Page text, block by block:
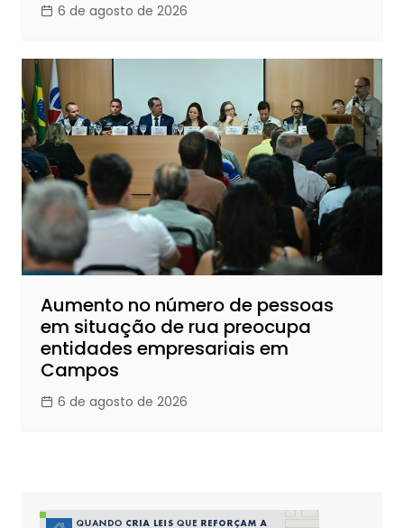
6 de agosto de 2026
Aumento no número de pessoas
em situação de rua preocupa
entidades empresariais em
Campos
6 de agosto de 2026